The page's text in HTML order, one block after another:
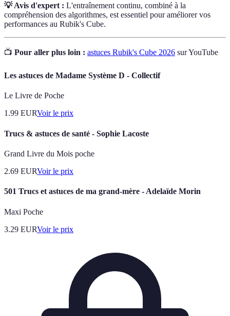
💡 Avis d'expert : L'entraînement continu, combiné à la
compréhension des algorithmes, est essentiel pour améliorer vos
performances au Rubik's Cube.
📺 Pour aller plus loin : astuces Rubik's Cube 2026 sur YouTube
Les astuces de Madame Système D - Collectif
Le Livre de Poche
1.99 EURVoir le prix
Trucs & astuces de santé - Sophie Lacoste
Grand Livre du Mois poche
2.69 EURVoir le prix
501 Trucs et astuces de ma grand-mère - Adelaïde Morin
Maxi Poche
3.29 EURVoir le prix